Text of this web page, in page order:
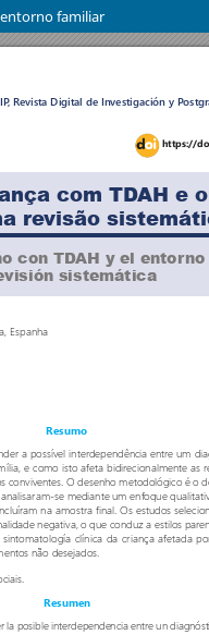
entorno familiar